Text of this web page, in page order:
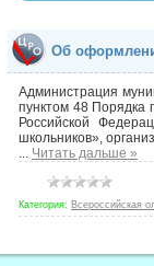
Об
Администрация
пунктом 48 Порядка
Российской
школьников»,
... Читать дальше »
Категория: Всероссийская